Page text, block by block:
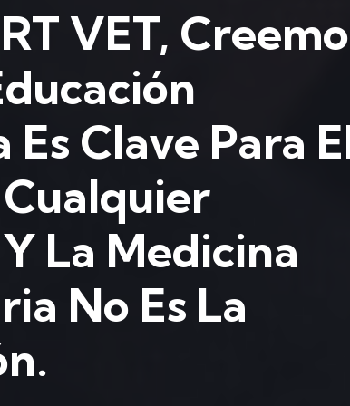
VET,
Clave Para
La Medicina
No Es La